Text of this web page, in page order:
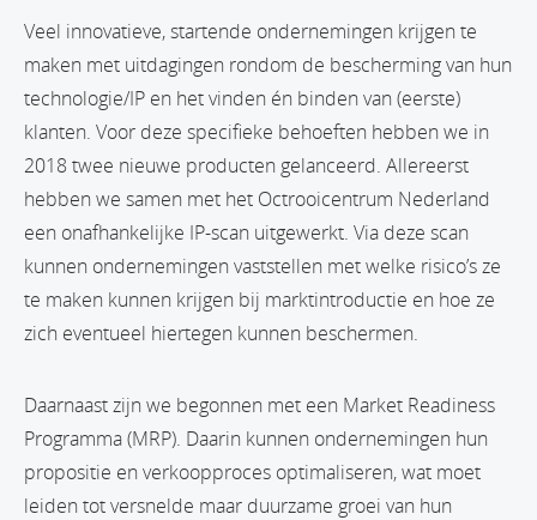
Veel innovatieve, startende ondernemingen krijgen te
maken met uitdagingen rondom de bescherming van hun
technologie/IP en het vinden én binden van (eerste)
klanten. Voor deze specifieke behoeften hebben we in
2018 twee nieuwe producten gelanceerd. Allereerst
hebben we samen met het Octrooicentrum Nederland
een onafhankelijke IP-scan uitgewerkt. Via deze scan
kunnen ondernemingen vaststellen met welke risico’s ze
te maken kunnen krijgen bij marktintroductie en hoe ze
zich eventueel hiertegen kunnen beschermen.
Daarnaast zijn we begonnen met een Market Readiness
Programma (MRP). Daarin kunnen ondernemingen hun
propositie en verkoopproces optimaliseren, wat moet
leiden tot versnelde maar duurzame groei van hun